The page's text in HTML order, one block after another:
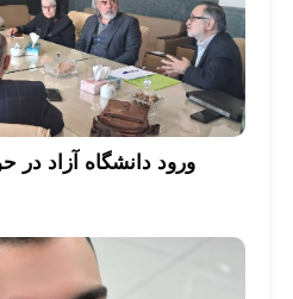
ورود دانشگاه آزاد در